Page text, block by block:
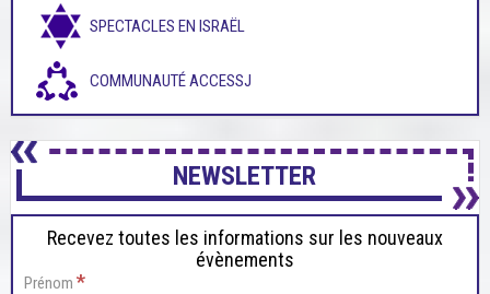
SPECTACLES EN ISRAËL
COMMUNAUTÉ ACCESSJ
NEWSLETTER
Recevez toutes les informations sur les nouveaux
évènements
Prénom *